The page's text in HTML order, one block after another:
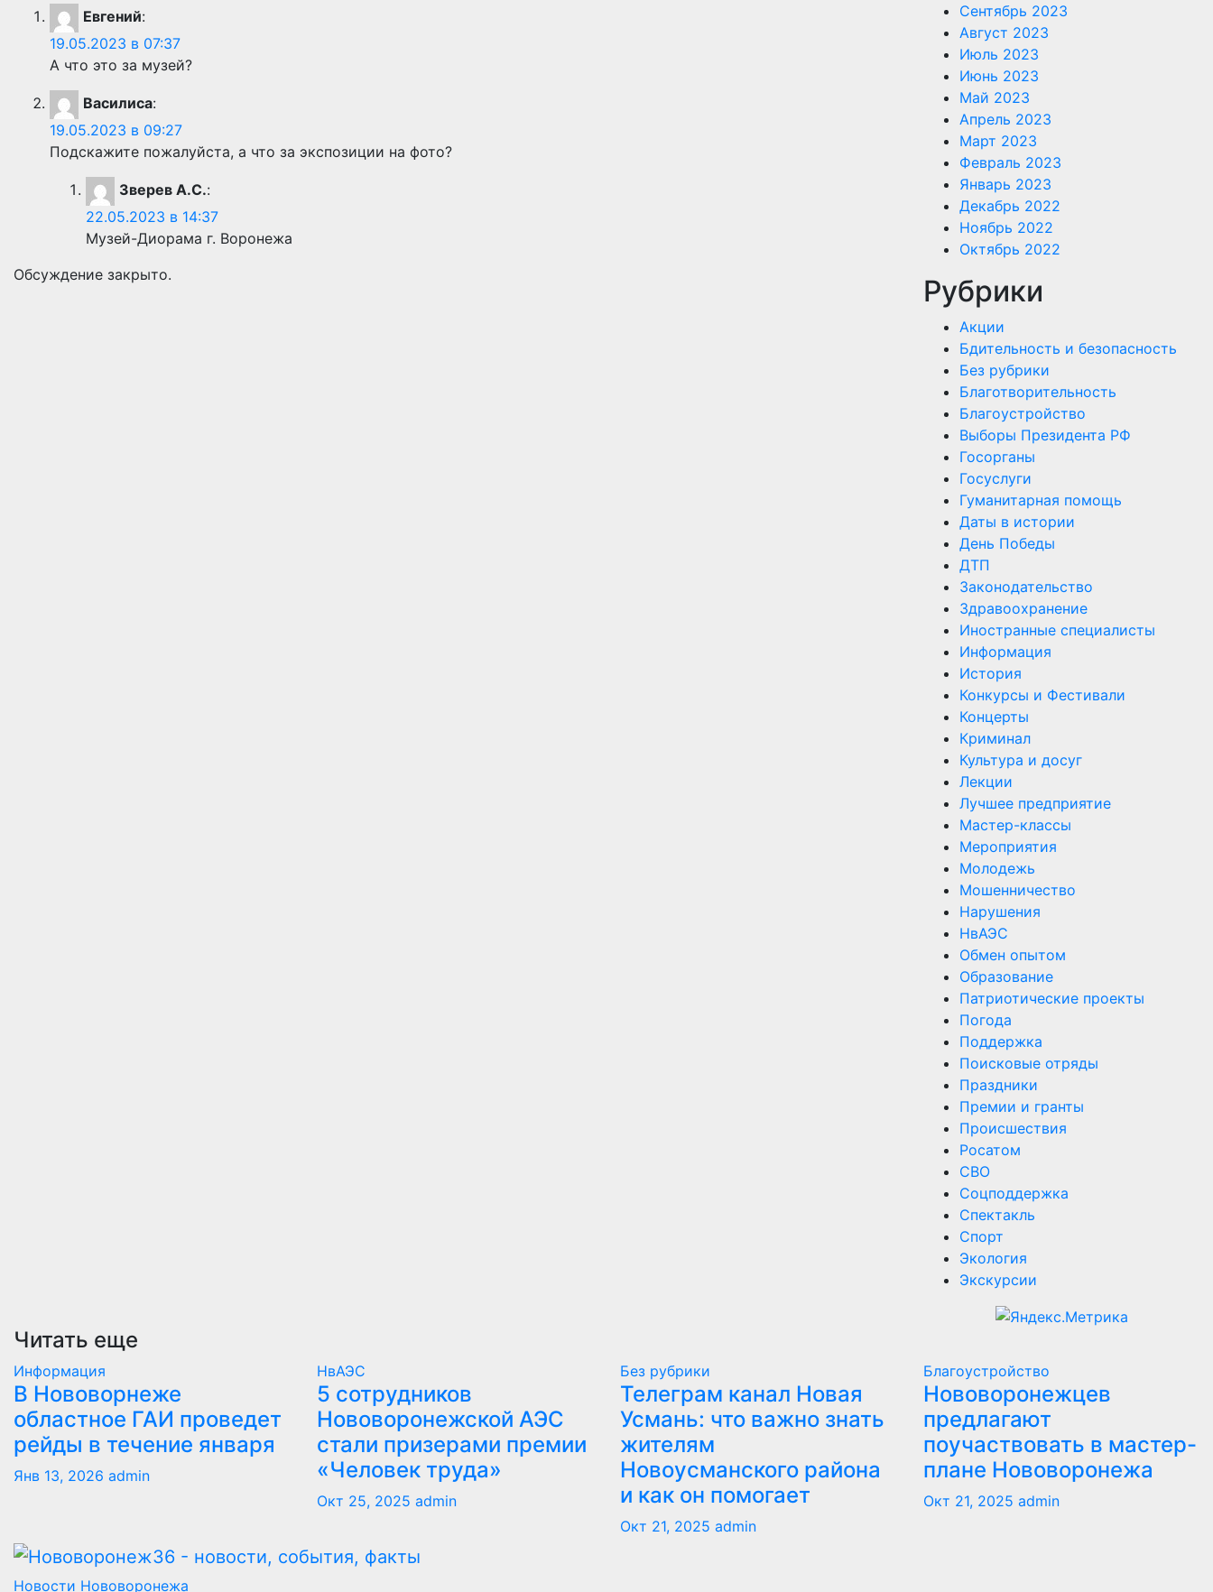
Евгений:
19.05.2023 в 07:37
А что это за музей?
Василиса:
19.05.2023 в 09:27
Подскажите пожалуйста, а что за экспозиции на фото?
Зверев А.С.:
22.05.2023 в 14:37
Музей-Диорама г. Воронежа
Обсуждение закрыто.
Сентябрь 2023
Август 2023
Июль 2023
Июнь 2023
Май 2023
Апрель 2023
Март 2023
Февраль 2023
Январь 2023
Декабрь 2022
Ноябрь 2022
Октябрь 2022
Рубрики
Акции
Бдительность и безопасность
Без рубрики
Благотворительность
Благоустройство
Выборы Президента РФ
Госорганы
Госуслуги
Гуманитарная помощь
Даты в истории
День Победы
ДТП
Законодательство
Здравоохранение
Иностранные специалисты
Информация
История
Конкурсы и Фестивали
Концерты
Криминал
Культура и досуг
Лекции
Лучшее предприятие
Мастер-классы
Мероприятия
Молодежь
Мошенничество
Нарушения
НвАЭС
Обмен опытом
Образование
Патриотические проекты
Погода
Поддержка
Поисковые отряды
Праздники
Премии и гранты
Происшествия
Росатом
СВО
Соцподдержка
Спектакль
Спорт
Экология
Экскурсии
Читать еще
Информация
В Нововорнеже
областное ГАИ проведет
рейды в течение января
Янв 13, 2026 admin
НвАЭС
5 сотрудников
Нововоронежской АЭС
стали призерами премии
«Человек труда»
Окт 25, 2025 admin
Без рубрики
Телеграм канал Новая
Усмань: что важно знать
жителям
Новоусманского района
и как он помогает
Окт 21, 2025 admin
Благоустройство
Нововоронежцев
предлагают
поучаствовать в мастер-
плане Нововоронежа
Окт 21, 2025 admin
Новости Нововоронежа